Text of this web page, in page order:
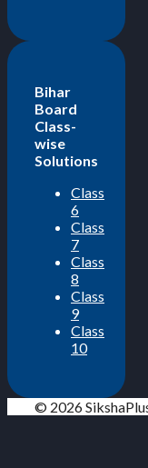
Bihar
Board
Class-
wise
Solutions
Class
6
Class
7
Class
8
Class
9
Class
10
© 2026